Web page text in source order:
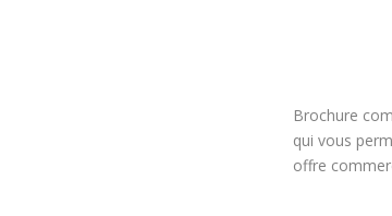
Brochure
qui vous
offre